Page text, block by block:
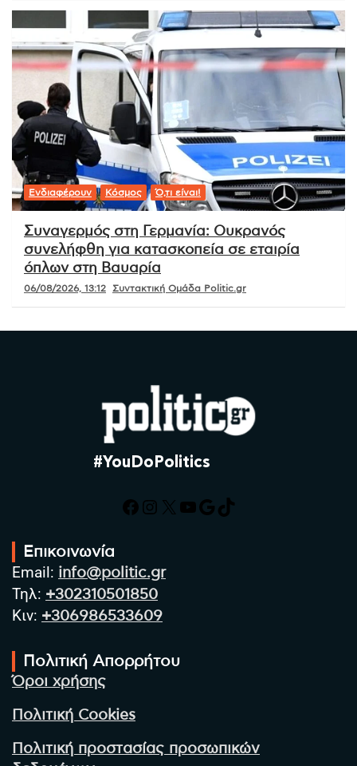
Ενδιαφέρουν Κόσμος Ό,τι είναι!
Συναγερμός στη Γερμανία: Ουκρανός
συνελήφθη για κατασκοπεία σε εταιρία
όπλων στη Βαυαρία
06/08/2026, 13:12 Συντακτική Ομάδα Politic.gr
#YouDoPolitics
Facebook
Instagram
X YouTube
Google
TikTok
Επικοινωνία
Email: info@politic.gr
Τηλ: +302310501850
Κιν: +306986533609
Πολιτική Απορρήτου
Όροι χρήσης
Πολιτική Cookies
Πολιτική προστασίας προσωπικών